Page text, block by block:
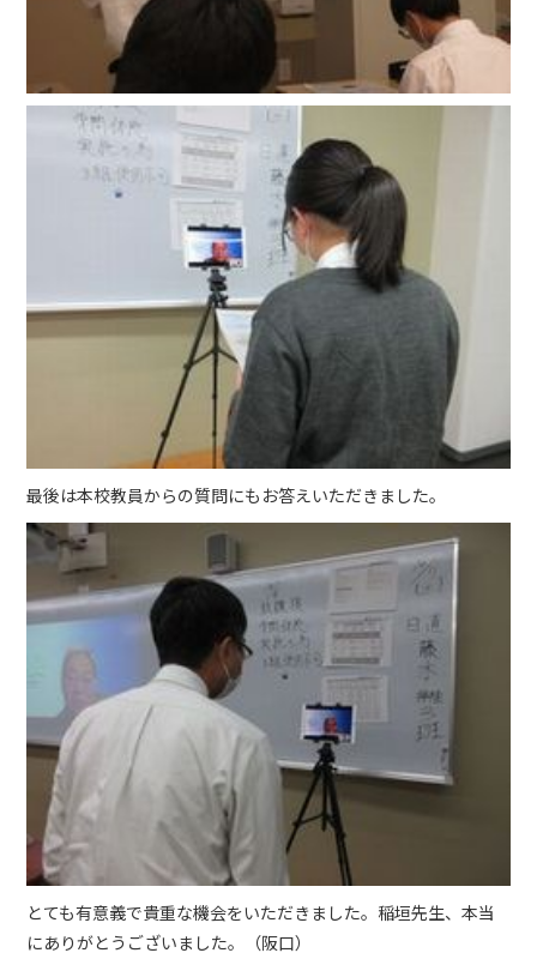
最後は本校教員からの質問にもお答えいただきました。
とても有意義で貴重な機会をいただきました。稲垣先生、本当
にありがとうございました。（阪口）